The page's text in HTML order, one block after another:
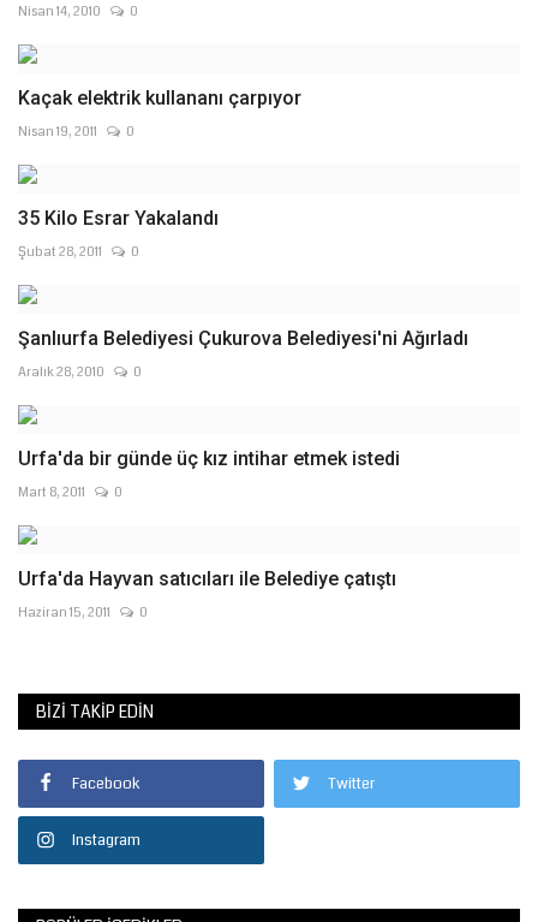
Nisan 14, 2010 0
Kaçak elektrik kullananı çarpıyor
Nisan 19, 2011 0
35 Kilo Esrar Yakalandı
Şubat 28, 2011 0
Şanlıurfa Belediyesi Çukurova Belediyesi'ni Ağırladı
Aralık 28, 2010 0
Urfa'da bir günde üç kız intihar etmek istedi
Mart 8, 2011 0
Urfa'da Hayvan satıcıları ile Belediye çatıştı
Haziran 15, 2011 0
BIZI TAKIP EDIN
Facebook Twitter
Instagram